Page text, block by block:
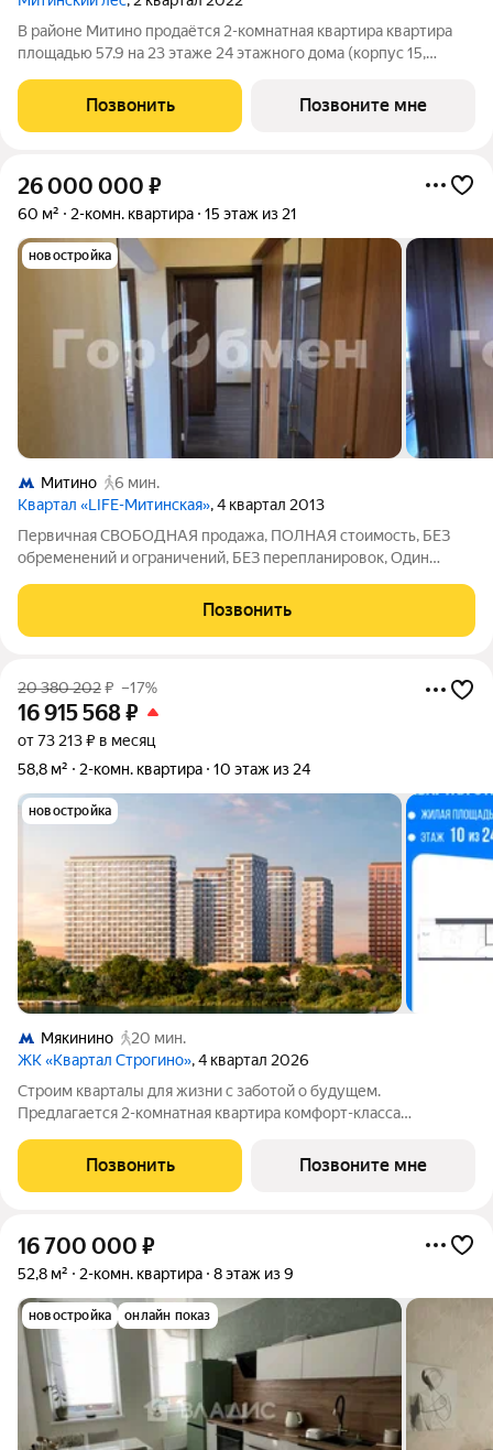
В районе Митино продаётся 2-комнатная квартира квартира
площадью 57.9 на 23 этаже 24 этажного дома (корпус 15,
расположение 20 минут пешком до станции метро
«Пятницкое шоссе». 8 минут на автомобиле до
Позвонить Позвоните мне
26 000 000 ₽
60 м² 2-комн. квартира 15 этаж из 21
новостройка
Митино
6 мин.
Квартал «LIFE-Митинская», 4 квартал 2013
Первичная СВОБОДНАЯ продажа, ПОЛНАЯ стоимость, БЕЗ
обременений и ограничений, БЕЗ перепланировок, Один
востребованная аренда! Адрес: ЗАО, р-н Митино, ул.
ПЯТНИЦКОЕ ШОССЕ, д.21, ЖК Лайф-Митинская
Позвонить
20 380 202₽ –17%
16 915 568₽
от 73 213 ₽ в месяц
58,8 м²
2-комн. квартира 10 этаж из 24
новостройка
Мякинино
20 мин.
ЖК «Квартал Строгино», 4 квартал 2026
Строим кварталы для жизни с заботой о будущем.
Предлагается 2-комнатная квартира комфорт-класса
этаже, в жилом комплексе "Квартал Строгино".В варианте без
отделки мы установили окна и входную
Позвонить Позвоните мне
16 700 000 ₽
52,8 м² 2-комн. квартира 8 этаж из 9
новостройка онлайн показ